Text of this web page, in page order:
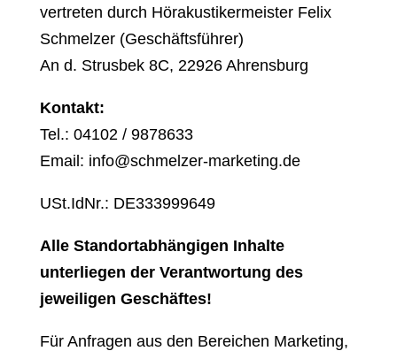
vertreten durch Hörakustikermeister Felix
Schmelzer (Geschäftsführer)
An d. Strusbek 8C, 22926 Ahrensburg
Kontakt:
Tel.: 04102 / 9878633
Email: info@schmelzer-marketing.de
USt.IdNr.: DE333999649
Alle Standortabhängigen Inhalte
unterliegen der Verantwortung des
jeweiligen Geschäftes!
Für Anfragen aus den Bereichen Marketing,